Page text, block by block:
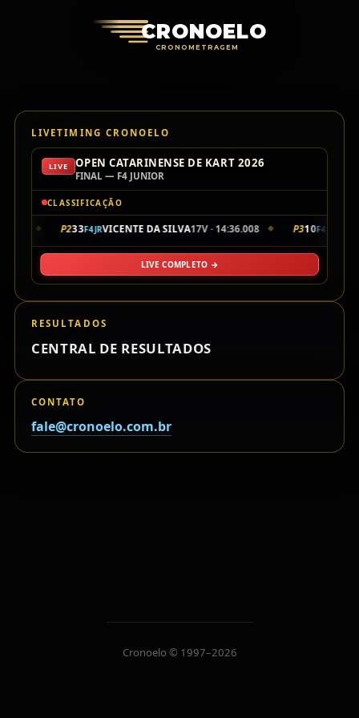
CRONOELO
CRONOMETRAGEM
LIVETIMING CRONOELO
LIVE OPEN CATARINENSE DE KART 2026
FINAL — F4 JUNIOR
CLASSIFICAÇÃO
◆ P233F4JRVICENTE DA SILVA17V · 14:36.008 ◆ P310F4JR
LIVE COMPLETO →
RESULTADOS
CENTRAL DE RESULTADOS
CONTATO
fale@cronoelo.com.br
Cronoelo © 1997–2026